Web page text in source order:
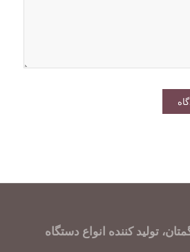
تولید کننده انواع دستگاه